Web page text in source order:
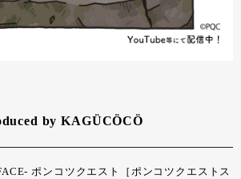
by KAGÜCÖCÖ
ポンコツクエスト［ポンコツクエストス